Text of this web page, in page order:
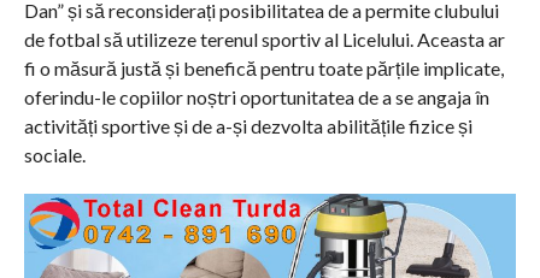
Dan” și să reconsiderați posibilitatea de a permite clubului
de fotbal să utilizeze terenul sportiv al Licelului. Aceasta ar
fi o măsură justă și benefică pentru toate părțile implicate,
oferindu-le copiilor noștri oportunitatea de a se angaja în
activități sportive și de a-și dezvolta abilitățile fizice și
sociale.